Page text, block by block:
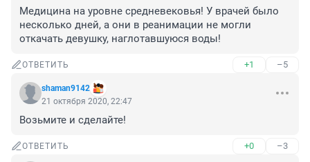
Медицина на уровне средневековья! У врачей было
несколько дней, а они в реанимации не могли
откачать девушку, наглотавшуюся воды!
ОТВЕТИТЬ +1 –5
shaman9142
21 октября 2020, 22:47
Возьмите и сделайте!
ОТВЕТИТЬ +0 –3